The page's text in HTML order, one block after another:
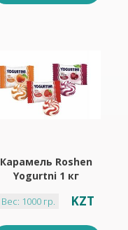
Карамель Roshen
Yogurtni 1 кг
Вес: 1000 гр. KZT